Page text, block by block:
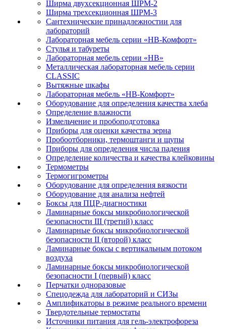
Ширма двухсекционная ШРМ-2
Ширма трехсекционная ШРМ-3
Сантехнические принадлежностии для
лабораторий
Лабораторная мебель серии «НВ-Комфорт»
Стулья и табуреты
Лабораторная мебель серии «НВ»
Металлическая лабораторная мебель серии
CLASSIC
Вытяжные шкафы
Лабораторная мебель «НВ-Комфорт»
Оборудование для определения качества хлеба
Определение влажности
Измельчение и пробоподготовка
Приборы для оценки качества зерна
Пробоотборники, термоштанги и щупы
Приборы для определения числа падения
Определение количества и качества клейковины
Термометры
Термогигрометры
Оборудование для определения вязкости
Оборудование для анализа нефтей
Боксы для ПЦР-диагностики
Ламинарные боксы микробиологической
безопасности III (третий) класс
Ламинарные боксы микробиологической
безопасности II (второй) класс
Ламинарные боксы с вертикальным потоком
воздуха
Ламинарные боксы микробиологической
безопасности I (первый) класс
Перчатки одноразовые
Спецодежда для лабораторий и СИЗы
Амплификаторы в режиме реального времени
Твердотельные термостаты
Источники питания для гель-электрофореза